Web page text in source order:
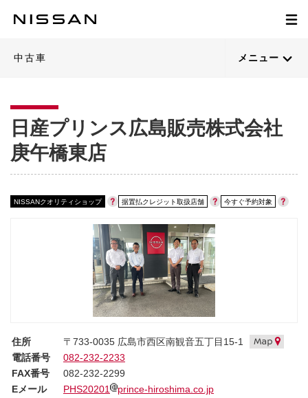
中古車 メニュー
日産プリンス広島販売株式会社
庚午橋東店
NISSANクオリティショップ 据置払クレジット取扱店舗 今すぐ予約対象
住所
〒733-0035 広島市西区南観音五丁目15-1
電話番号
082-232-2233
FAX番号
082-232-2299
Eメール
PHS20201
prince-hiroshima.co.jp
61
閉じる 54
閉じる 64
閉じる 60
閉じる 56
閉じる 55
閉じる 63
閉じる 51
閉じる 65
閉じる 51
閉じる 51
閉じる 52
閉じる 49
閉じる 48
閉じる 47
閉じる 39
閉じる 55
閉じる 50
閉じる